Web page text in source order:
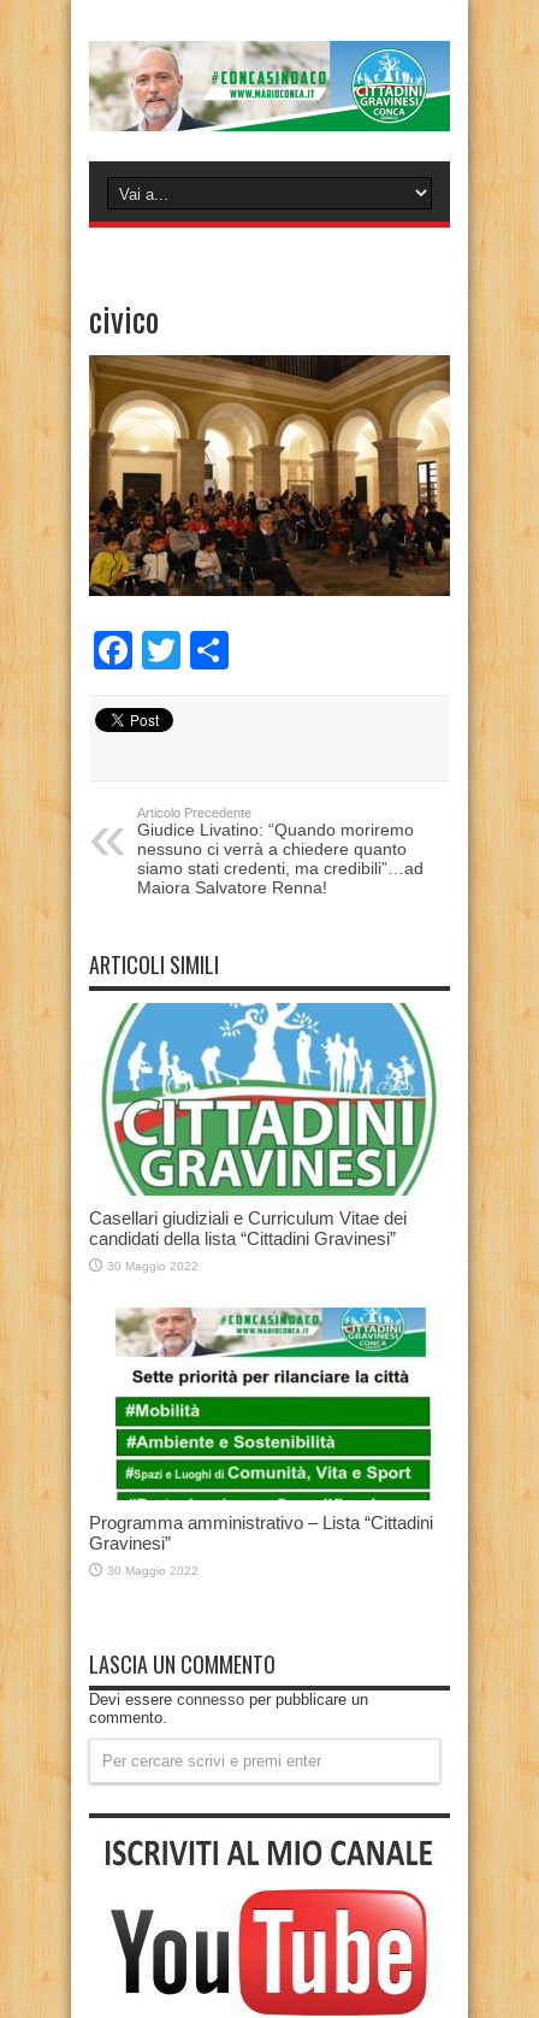
civico
Facebook
Twitter
Articolo Precedente
Giudice Livatino: “Quando moriremo
nessuno ci verrà a chiedere quanto
siamo stati credenti, ma credibili”…ad
Maiora Salvatore Renna!
ARTICOLI SIMILI
Casellari giudiziali e Curriculum Vitae dei
candidati della lista “Cittadini Gravinesi”
30 Maggio 2022
Programma amministrativo – Lista “Cittadini
Gravinesi”
30 Maggio 2022
LASCIA UN COMMENTO
Devi essere connesso per pubblicare un
commento.